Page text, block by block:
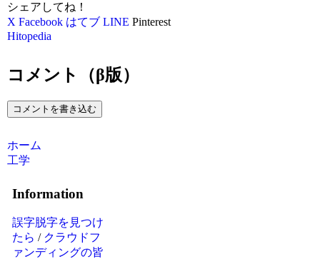
シェアしてね！
X Facebook はてブ LINE Pinterest
Hitopedia
コメント（β版）
コメントを書き込む
ホーム
工学
Information
誤字脱字を見つけ
たら / クラウドフ
ァンディングの皆